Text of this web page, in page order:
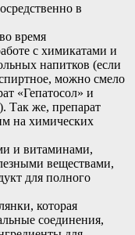
в
время
с химикатами и
напитков (если
можно смело
«Гепатосол» и
Так же, препарат
на химических
и витаминами,
веществами,
для полного
которая
соединения,